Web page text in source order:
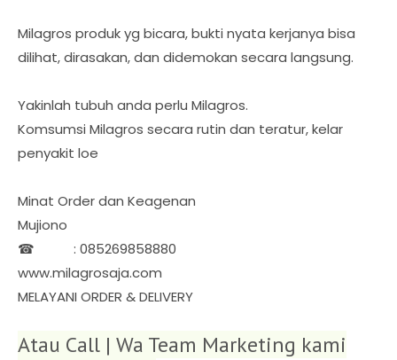
Milagros produk yg bicara, bukti nyata kerjanya bisa
dilihat, dirasakan, dan didemokan secara langsung.
Yakinlah tubuh anda perlu Milagros.
Komsumsi Milagros secara rutin dan teratur, kelar
penyakit loe
Minat Order dan Keagenan
Mujiono
☎ : 085269858880
www.milagrosaja.com
MELAYANI ORDER & DELIVERY
Atau Call | Wa Team Marketing kami